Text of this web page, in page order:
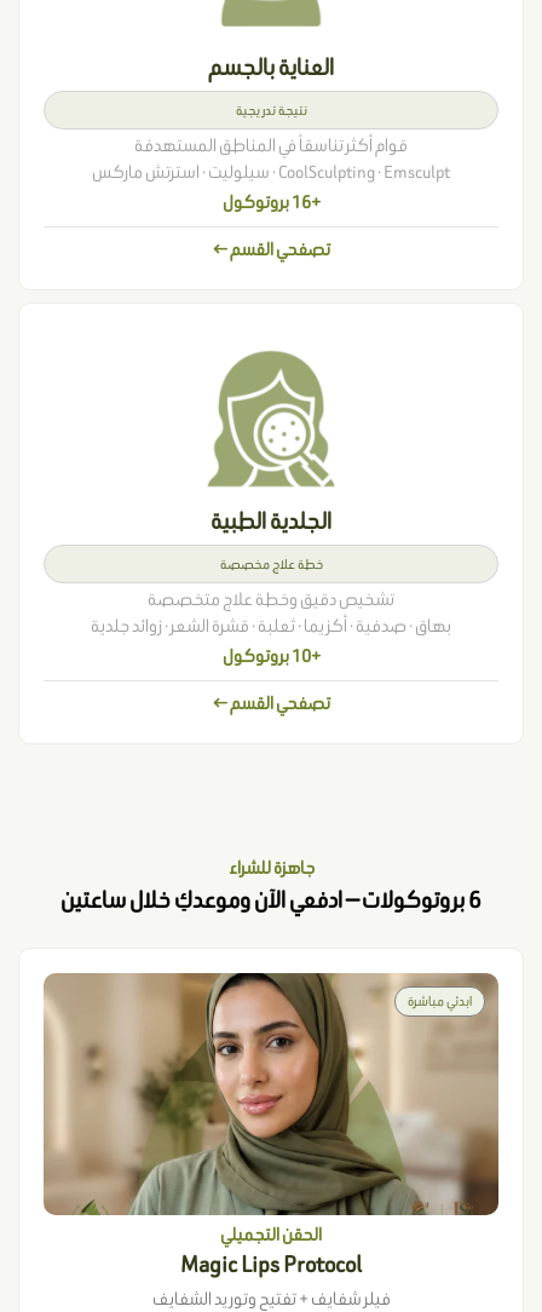
العناية بالجسم
نتيجة تدريجية
قوام أكثر تناسقاً في المناطق المستهدفة
CoolSculpting · Emsculpt · سيلوليت · استرتش ماركس
تصفحي القسم ←
الجلدية الطبية
خطة علاج مخصصة
تشخيص دقيق وخطة علاج متخصصة
بهاق · صدفية · أكزيما · ثعلبة · قشرة الشعر · زوائد جلدية
تصفحي القسم ←
جاهزة للشراء
ابدئي مباشرة
الحقن التجميلي
Magic Lips Protocol
فيلر شفايف + تفتيح وتوريد الشفايف